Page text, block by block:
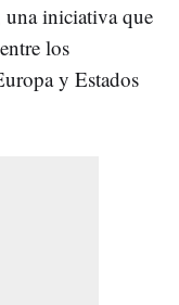
iniciativa que
los
y Estados